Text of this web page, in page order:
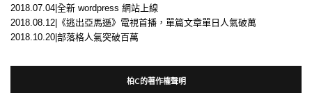
2018.07.04|全新 wordpress 網站上線
2018.08.12|《逃出亞馬遜》電視首播，單篇文章單日人氣破萬
2018.10.20|部落格人氣突破百萬
柏C的著作權聲明